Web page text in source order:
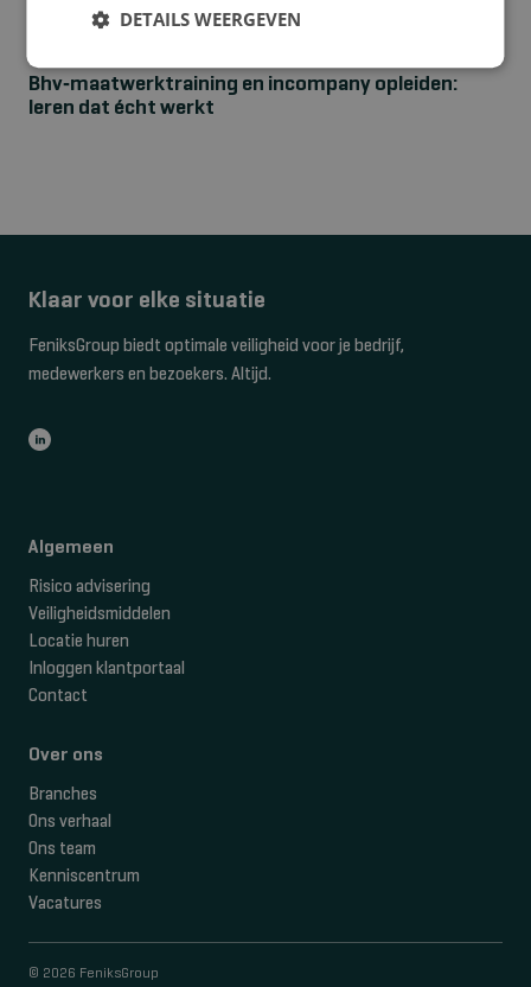
Bhv‑maatwerktraining en incompany opleiden:
leren dat écht werkt
Klaar voor elke situatie
FeniksGroup biedt optimale veiligheid voor je bedrijf,
medewerkers en bezoekers. Altijd.
Algemeen
Risico advisering
Veiligheidsmiddelen
Locatie huren
Inloggen klantportaal
Contact
Over ons
Branches
Ons verhaal
Ons team
Kenniscentrum
Vacatures
© 2026 FeniksGroup
DETAILS WEERGEVEN